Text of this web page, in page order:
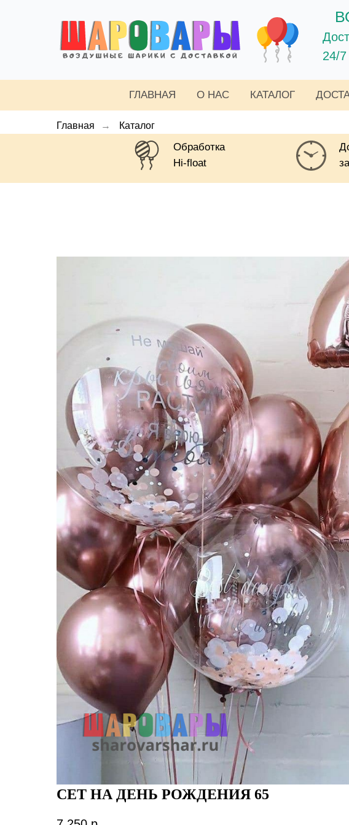
24/7
ГЛАВНАЯ О НАС КАТАЛОГ
Главная → Каталог
Обработка
Hi-float
СЕТ НА ДЕНЬ РОЖДЕНИЯ 65